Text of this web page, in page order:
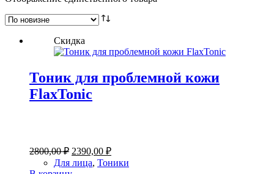
Скидка
Тоник для проблемной кожи
FlaxTonic
2800,00₽ Первоначальная
цена
составляла
2390,00 ₽Текущая
цена:
Для лица, Тоники